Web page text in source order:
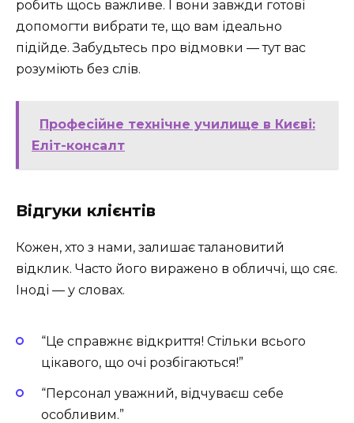
робить щось важливе. І вони завжди готові
допомогти вибрати те, що вам ідеально
підійде. Забудьтесь про відмовки — тут вас
розуміють без слів.
Професійне технічне училище в Києві:
Еліт-консалт
Відгуки клієнтів
Кожен, хто з нами, залишає талановитий
відклик. Часто його виражено в обличчі, що сяє.
Іноді — у словах.
“Це справжнє відкриття! Стільки всього
цікавого, що очі розбігаються!”
“Персонал уважний, відчуваєш себе
особливим.”